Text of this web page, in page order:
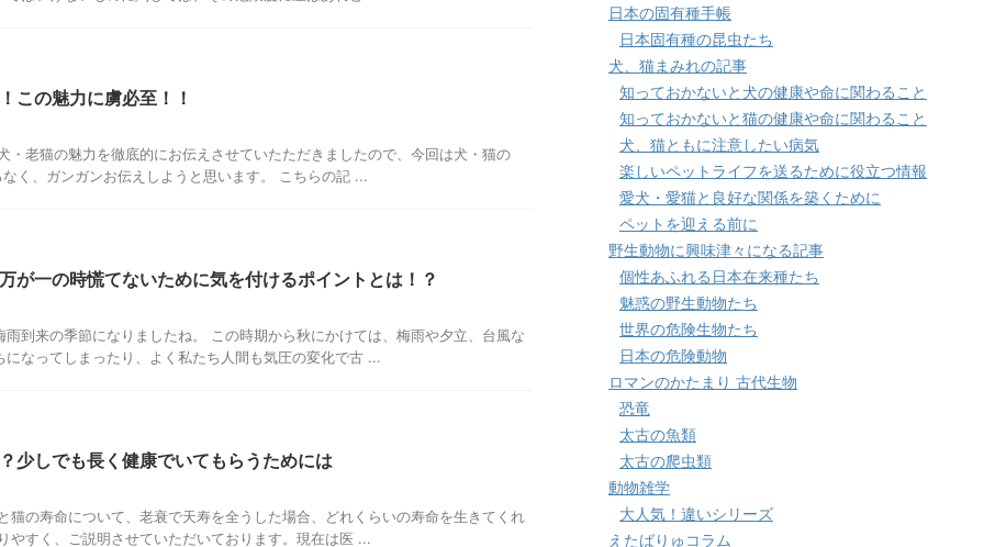
この魅力に虜必至！！
・老猫の魅力を徹底的にお伝えさせていたただきましたので、今回は犬・猫の
く、ガンガンお伝えしようと思います。 こちらの記 ...
が一の時慌てないために気を付けるポイントとは！？
到来の季節になりましたね。 この時期から秋にかけては、梅雨や夕立、台風な
なってしまったり、よく私たち人間も気圧の変化で古 ...
少しでも長く健康でいてもらうためには
猫の寿命について、老衰で天寿を全うした場合、どれくらいの寿命を生きてくれ
やすく、ご説明させていただいております。現在は医 ...
日本の固有種手帳
日本固有種の昆虫たち
犬、猫まみれの記事
知っておかないと犬の健康や命に関わること
知っておかないと猫の健康や命に関わること
犬、猫ともに注意したい病気
楽しいペットライフを送るために役立つ情報
愛犬・愛猫と良好な関係を築くために
ペットを迎える前に
野生動物に興味津々になる記事
個性あふれる日本在来種たち
魅惑の野生動物たち
世界の危険生物たち
日本の危険動物
ロマンのかたまり 古代生物
恐竜
太古の魚類
太古の爬虫類
動物雑学
大人気！違いシリーズ
えたばりゅコラム